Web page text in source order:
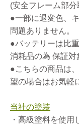
(安全フレーム部
●一部に退変色、
問題ありません。
●バッテリーは比
消耗品の為 保証対
●こちらの商品は
望の場合はお気軽
当社の塗装
・高級塗料を使